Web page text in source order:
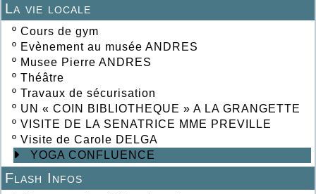
La vie locale
º Cours de gym
º Evènement au musée ANDRES
º Musee Pierre ANDRES
º Théâtre
º Travaux de sécurisation
º UN « COIN BIBLIOTHEQUE » A LA GRANGETTE
º VISITE DE LA SENATRICE MME PREVILLE
º Visite de Carole DELGA
YOGA CONFLUENCE
Flash Infos